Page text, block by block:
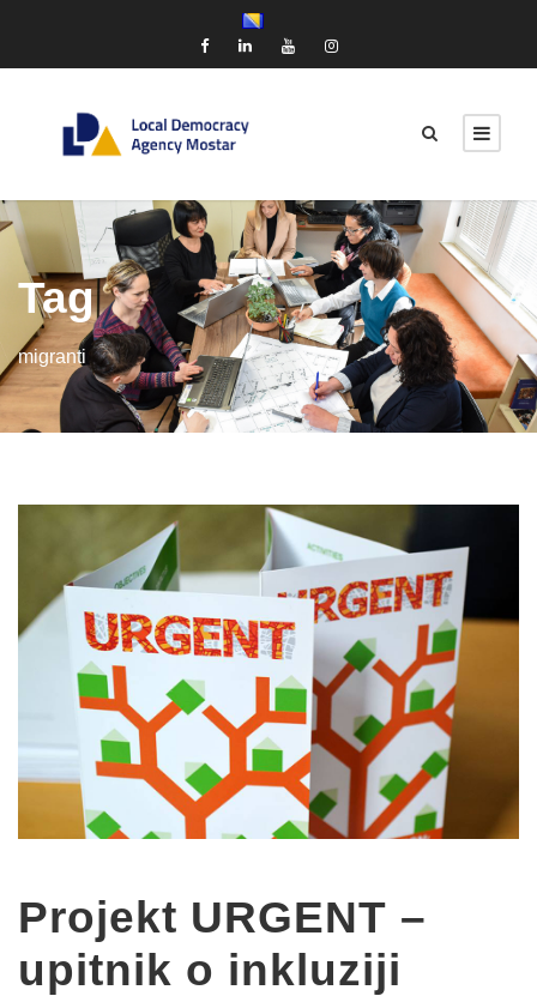
Tag
migranti
Projekt URGENT –
upitnik o inkluziji